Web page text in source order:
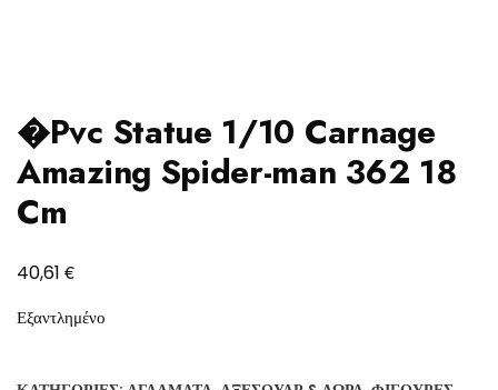
�Pvc Statue 1/10 Carnage
Amazing Spider-man 362 18
Cm
40,61 €
Εξαντλημένο